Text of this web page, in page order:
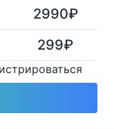
2990₽
299₽